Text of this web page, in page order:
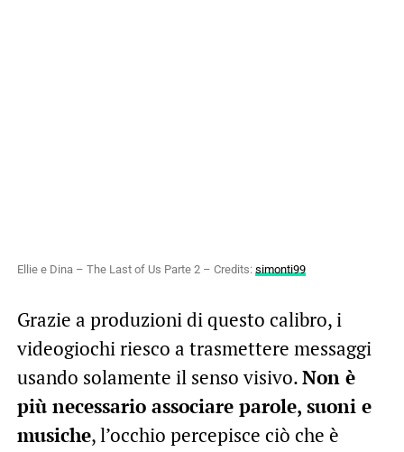
Ellie e Dina – The Last of Us Parte 2 – Credits: simonti99
Grazie a produzioni di questo calibro, i
videogiochi riesco a trasmettere messaggi
usando solamente il senso visivo.Non è
più necessario associare parole, suoni e
musiche, l’occhio percepisce ciò che è